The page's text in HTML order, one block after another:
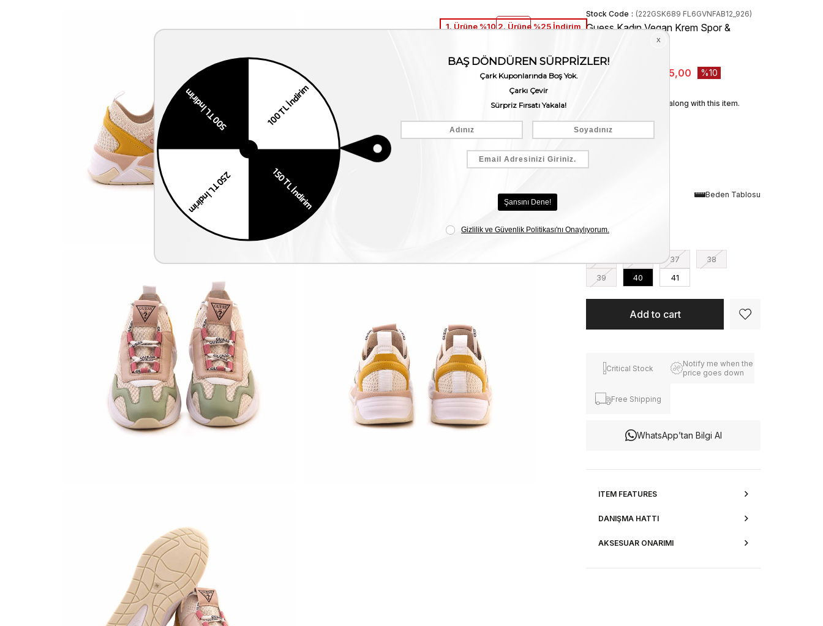
1. Ürüne %10 2. Ürüne %25 İndirim
Stock Code (222GSK689 FL6GVNFAB12_926)
Guess Kadın Vegan Krem Spor &
Sneaker Ayakkabı
Stock Amount
₺4.725,00 10
We recommend these along with this item.
Beden Tablosu
37
38
39
40 41
Critical Stock
Notify me when the
price goes down
Free Shipping
WhatsApp’tan Bilgi Al
ITEM FEATURES
DANIŞMA HATTI
AKSESUAR ONARIMI